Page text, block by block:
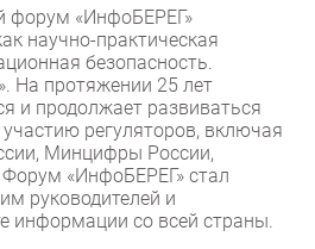
форум «ИнфоБЕРЕГ»
научно-практическая
безопасность.
На протяжении 25 лет
и продолжает развиваться
регуляторов, включая
Минцифры России,
«ИнфоБЕРЕГ» стал
руководителей и
информации со всей страны.